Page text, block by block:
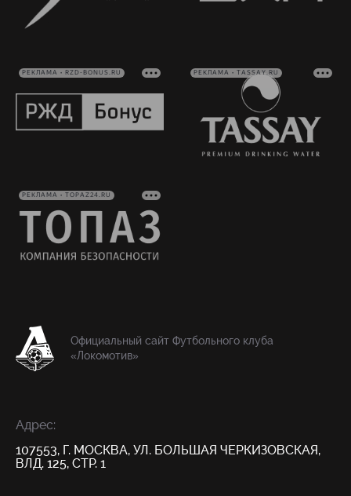
РЕКЛАМА • RZD-BONUS.RU РЕКЛАМА • TASSAY.RU
РЕКЛАМА • TOPAZ24.RU
Официальный сайт Футбольного клуба
«Локомотив»
Адрес:
107553, Г. МОСКВА, УЛ. БОЛЬШАЯ ЧЕРКИЗОВСКАЯ,
ВЛД. 125, СТР. 1